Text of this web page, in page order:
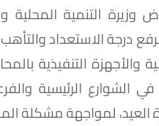
التنمية المحلية
برفع درجة الاستعداد
والأجهزة التنفيذية
الشوارع الرئيسية
العيد، لمواجهة مشكلة